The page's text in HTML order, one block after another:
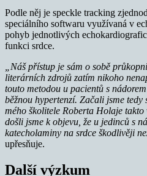
Podle něj je speckle tracking
speciálního softwaru využívaná v
pohyb jednotlivých
funkci srdce.
„Náš přístup je sám o sobě
literárních zdrojů zatím nikoho
touto metodou u pacientů s
běžnou hypertenzí. Začali jsme tedy
mého školitele Roberta Holaje takto
došli jsme k objevu, že u jedinců s
katecholaminy na srdce škodlivěji
upřesňuje.
Další výzkum